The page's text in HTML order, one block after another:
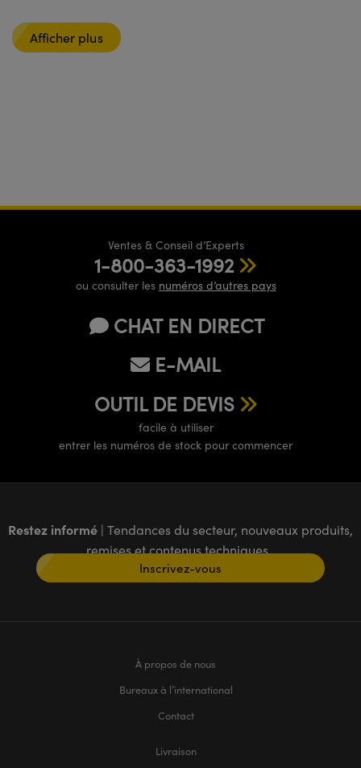
Afficher plus
Ventes & Conseil d’Experts
1-800-363-1992
ou consulter les numéros d’autres pays
CHAT EN DIRECT
E-MAIL
OUTIL DE DEVIS
facile à utiliser
entrer les numéros de stock pour commencer
Restez informé | Tendances du secteur, nouveaux produits,
remises et contenus techniques
Inscrivez-vous
À propos de nous
Bureaux à l’international
Contact
Livraison